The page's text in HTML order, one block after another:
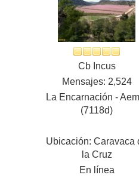
Cb Incus
Mensajes: 2,524
La Encarnación -
(7118d)
Ubicación: Caravaca
la Cruz
En línea